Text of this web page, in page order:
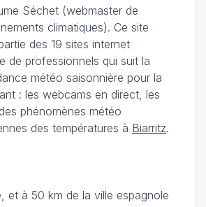
Séchet (webmaster de
climatiques). Ce site
des 19 sites internet
de professionnels qui suit la
météo saisonnière pour la
: les webcams en direct, les
phénomènes météo
des températures à Biarritz.
et à 50 km de la ville espagnole